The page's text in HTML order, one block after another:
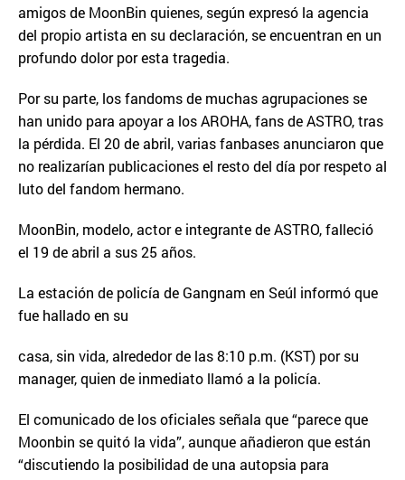
amigos de MoonBin quienes, según expresó la agencia
del propio artista en su declaración, se encuentran en un
profundo dolor por esta tragedia.
Por su parte, los fandoms de muchas agrupaciones se
han unido para apoyar a los AROHA, fans de ASTRO, tras
la pérdida. El 20 de abril, varias fanbases anunciaron que
no realizarían publicaciones el resto del día por respeto al
luto del fandom hermano.
MoonBin, modelo, actor e integrante de ASTRO, falleció
el 19 de abril a sus 25 años.
La estación de policía de Gangnam en Seúl informó que
fue hallado en su
casa, sin vida, alrededor de las 8:10 p.m. (KST) por su
manager, quien de inmediato llamó a la policía.
El comunicado de los oficiales señala que “parece que
Moonbin se quitó la vida”, aunque añadieron que están
“discutiendo la posibilidad de una autopsia para